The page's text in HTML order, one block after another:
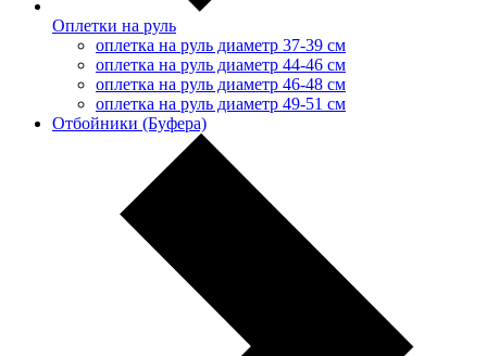
Оплетки на руль
оплетка на руль диаметр 37-39 см
оплетка на руль диаметр 44-46 см
оплетка на руль диаметр 46-48 см
оплетка на руль диаметр 49-51 см
Отбойники (Буфера)